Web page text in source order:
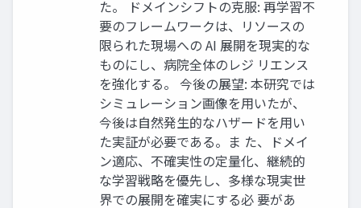
た。 ドメインシフトの克服: 再学習不
要のフレームワークは、リソースの
限られた現場への AI 展開を現実的な
ものにし、病院全体のレジ リエンス
を強化する。 今後の展望: 本研究では
シミュレーション画像を用いたが、
今後は自然発生的なハザードを用い
た実証が必要である。ま た、ドメイ
ン適応、不確実性の定量化、継続的
な学習戦略を優先し、多様な現実世
界での展開を確実にする必 要があ